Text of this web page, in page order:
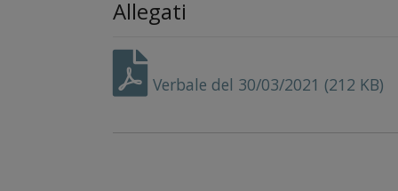
Allegati
Verbale del 30/03/2021 (212 KB)